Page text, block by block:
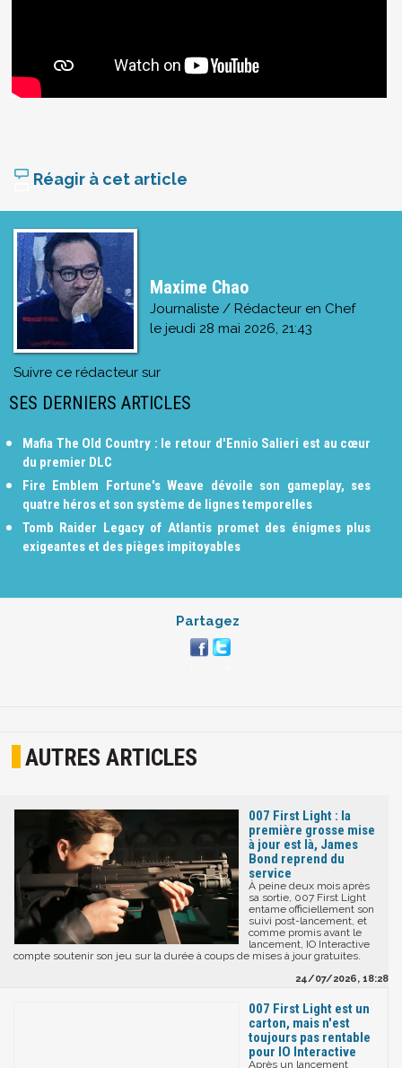
Réagir à cet article
Maxime Chao
Journaliste / Rédacteur en Chef
le jeudi 28 mai 2026, 21:43
Suivre ce rédacteur sur
SES DERNIERS ARTICLES
Mafia The Old Country : le retour d'Ennio Salieri est au cœur
du premier DLC
Fire Emblem Fortune's Weave dévoile son gameplay, ses
quatre héros et son système de lignes temporelles
Tomb Raider Legacy of Atlantis promet des énigmes plus
exigeantes et des pièges impitoyables
Partagez
AUTRES ARTICLES
007 First Light : la
première grosse mise
à jour est là, James
Bond reprend du
service
À peine deux mois après
sa sortie, 007 First Light
entame officiellement son
suivi post-lancement, et
comme promis avant le
lancement, IO Interactive
compte soutenir son jeu sur la durée à coups de mises à jour gratuites.
24/07/2026, 18:28
007 First Light est un
carton, mais n'est
toujours pas rentable
pour IO Interactive
Après un lancement